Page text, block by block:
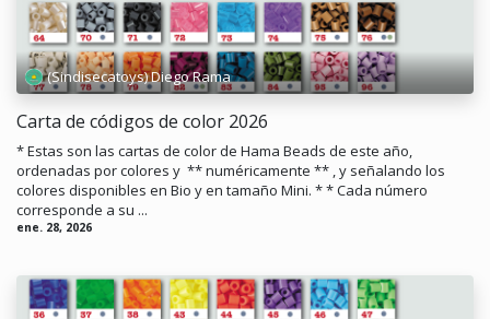
(Sindisecatoys) Diego Rama
Carta de códigos de color 2026
* Estas son las cartas de color de Hama Beads de este año,
ordenadas por colores y ** numéricamente ** , y señalando los
colores disponibles en Bio y en tamaño Mini. * * Cada número
corresponde a su ...
ene. 28, 2026